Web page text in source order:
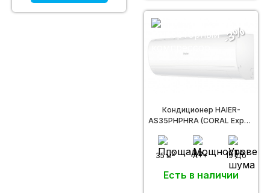
Кондиционер HAIER-
AS35PHPHRA (CORAL Expert
35 м2 A++ 19 Дб
Есть в наличии
-3%